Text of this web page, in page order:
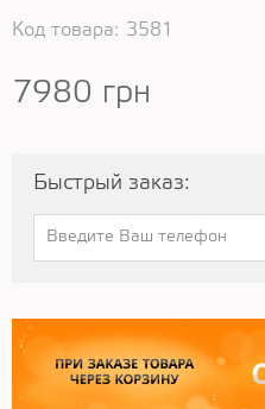
Код товара: 3581
7980 грн
Быстрый заказ: